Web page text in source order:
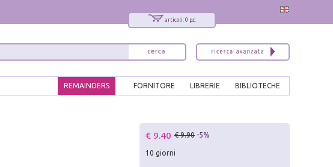
articoli: 0 pz.
BIBLIOTECHE
LIBRERIE
FORNITORE
REMAINDERS
€ 9.40 € 9.90 -5%
10 giorni
x
Interessato ai nostri libri?